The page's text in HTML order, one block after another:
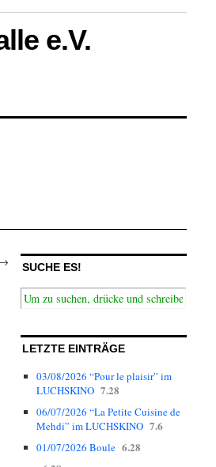
e.V.
SUCHE ES!
LETZTE EINTRÄGE
03/08/2026 “Pour le plaisir” im
LUCHSKINO 7.28
06/07/2026 “La Petite Cuisine de
Mehdi” im LUCHSKINO 7.6
01/07/2026 Boule 6.28